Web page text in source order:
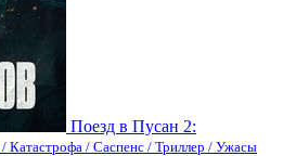
Поезд в Пусан 2:
/ Саспенс / Триллер / Ужасы